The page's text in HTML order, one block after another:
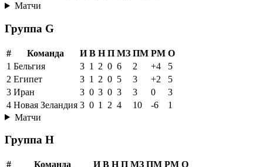
Матчи
Группа G
# Команда И В Н П МЗ ПМ РМ О
1 Бельгия 3 1 2 0 6 2 +4
5
2 Египет 3 1 2 0 5 3 +2
5
3 Иран 3 0 3 0 3 3 0
3
4 Новая Зеландия 3 0 1 2 4 10 -6
1
Матчи
Группа H
# Команда И В Н П МЗ ПМ РМ О